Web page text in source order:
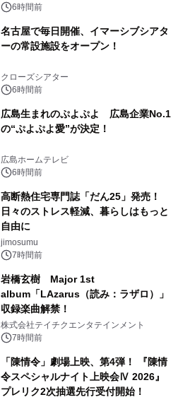
6時間前
名古屋で毎日開催、イマーシブシアタ
ーの常設施設をオープン！
クローズシアター
6時間前
広島生まれのぷよぷよ 広島企業No.1
の“ぷよぷよ愛”が決定！
広島ホームテレビ
6時間前
高断熱住宅専門誌「だん25」発売！
日々のストレス軽減、暮らしはもっと
自由に
jimosumu
7時間前
岩橋玄樹 Major 1st
album「LAzarus（読み：ラザロ）」
収録楽曲解禁！
株式会社テイチクエンタテインメント
7時間前
「陳情令」劇場上映、第4弾！ 『陳情
令スペシャルナイト上映会Ⅳ 2026』
プレリク2次抽選先行受付開始！